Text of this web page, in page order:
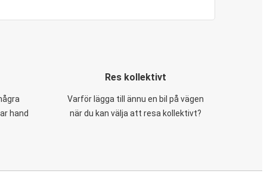
hand
Res kollektivt
Varför lägga till ännu en bil på vägen
när du kan välja att resa kollektivt?